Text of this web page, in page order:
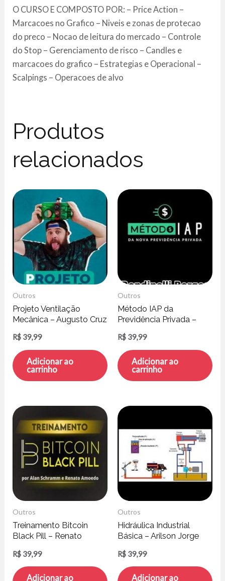
O CURSO E COMPOSTO POR: – Price Action –
Marcacoes no Grafico – Niveis e zonas de protecao
do preco – Nocao de leitura do mercado – Controle
do Stop – Gerenciamento de risco – Candles e
marcacoes do grafico – Estrategias e Operacional –
Scalpings – Operacoes de alvo
Produtos
relacionados
Outros
Projeto Ventilação
Mecânica – Augusto Cruz
R$ 39,99
Adicionar ao
carrinho
Outros
Método IAP da
Previdência Privada –
R$ 39,99
Adicionar ao
carrinho
Outros
Treinamento Bitcoin
Black Pill – Renato
Schramm
R$ 39,99
Adicionar ao
Outros
Hidráulica Industrial
Básica – Arilson Jorge
R$ 39,99
Adicionar ao